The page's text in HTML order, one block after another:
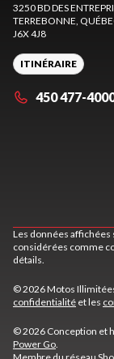
3250 BD DES
TERREBONNE ,
J6X 4J8
ITINÉRAIRE
450 477-
Les données
considérées comme
détails.
© 2026 Motos
confidentialité et les
© 2026 Conception et
Power Go
Membre du réseau